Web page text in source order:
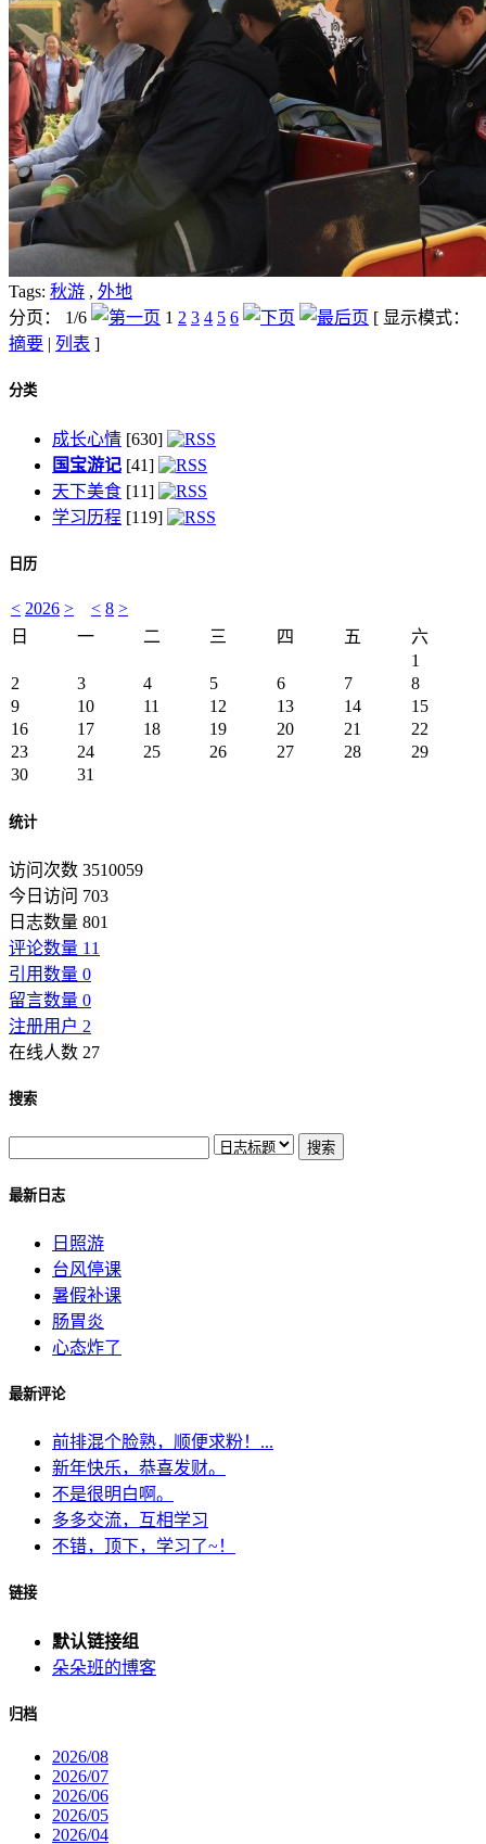
Tags: 秋游 , 外地
分页： 1/6
1 2 3 4 5 6
[ 显示模式：
摘要 | 列表 ]
分类
成长心情 [630]
国宝游记 [41]
天下美食 [11]
学习历程 [119]
日历
< 2026 > < 8 >
日
一 二 三 四 五
六
1
2
3 4 5 6 7
8
9
10 11 12 13 14
15
16
17 18 19 20 21
22
23
24 25 26 27 28
29
30
31
统计
访问次数 3510059
今日访问 703
日志数量 801
评论数量 11
引用数量 0
留言数量 0
注册用户 2
在线人数 27
搜索
最新日志
日照游
台风停课
暑假补课
肠胃炎
心态炸了
最新评论
前排混个脸熟，顺便求粉！...
新年快乐，恭喜发财。
不是很明白啊。
多多交流，互相学习
不错，顶下，学习了~！
链接
默认链接组
朵朵班的博客
归档
2026/08
2026/07
2026/06
2026/05
2026/04